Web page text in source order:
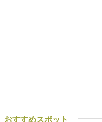
おすすめスポット